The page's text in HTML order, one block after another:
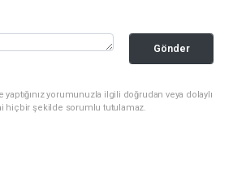
Gönder
yorumunuzla ilgili doğrudan veya dolaylı
hiçbir şekilde sorumlu tutulamaz.